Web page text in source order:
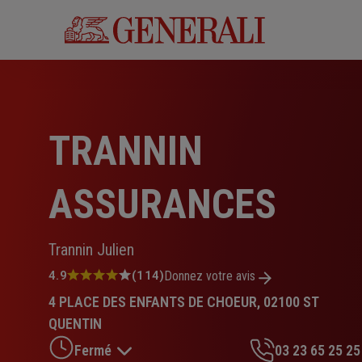
TRANNIN
ASSURANCES
Trannin Julien
Note
4.9
sur
5
étoiles
4.9 (114)Donnez votre avis
4 PLACE DES ENFANTS DE CHOEUR, 02100 ST
QUENTIN
Fermé
03 23 65 25 25